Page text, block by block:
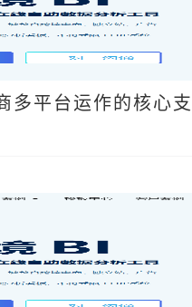
多平台运作的核心